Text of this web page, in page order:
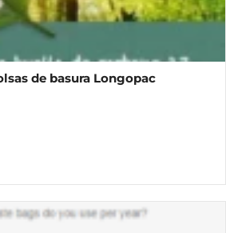
de basura Longopac